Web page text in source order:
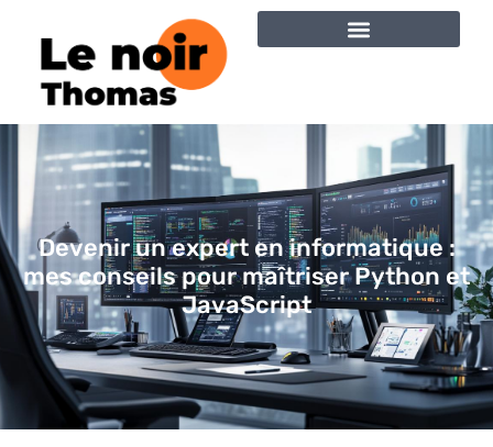
Devenir un expert en informatique :
mes conseils pour maîtriser Python et
JavaScript